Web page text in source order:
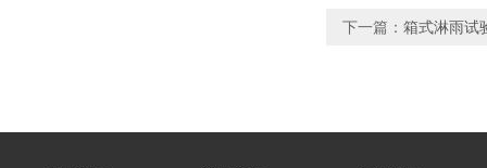
下一篇： 箱式淋雨试